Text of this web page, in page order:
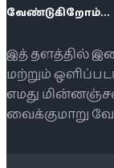
வேண்டுகிறோம்...
இத் தளத்தில்
மற்றும்
எமது
வைக்குமாறு